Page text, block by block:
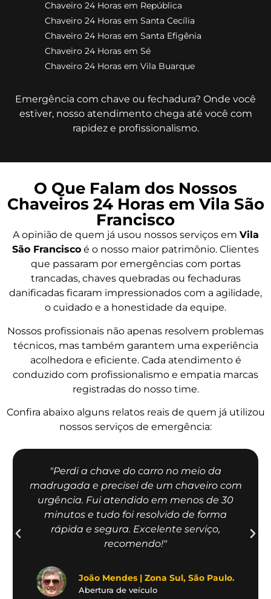
Chaveiro 24 Horas em República
Chaveiro 24 Horas em Santa Cecília
Chaveiro 24 Horas em Santa Efigênia
Chaveiro 24 Horas em Sé
Chaveiro 24 Horas em Vila Buarque
Emergência com chave ou fechadura? Onde você
estiver, nosso atendimento chega até você com
rapidez e profissionalismo.
O Que Falam dos Nossos
Chaveiros 24 Horas em Vila São
Francisco
A opinião de quem já usou nossos serviços em Vila
São Francisco é o nosso maior patrimônio. Clientes
que passaram por emergências com portas
trancadas, chaves quebradas ou fechaduras
danificadas ficaram impressionados com a agilidade,
o cuidado e a honestidade da equipe.
Nossos profissionais não apenas resolvem problemas
técnicos, mas também garantem uma experiência
acolhedora e eficiente. Cada atendimento é
conduzido com profissionalismo e empatia marcas
registradas do nosso time.
Confira abaixo alguns relatos reais de quem já utilizou
nossos serviços de emergência:
"Perdi a chave do carro no meio da
madrugada e precisei de um chaveiro com
urgência. Fui atendido em menos de 30
minutos e tudo foi resolvido de forma
rápida e segura. Excelente serviço,
recomendo!"
João Mendes | Zona Sul, São Paulo.
Abertura de veículo